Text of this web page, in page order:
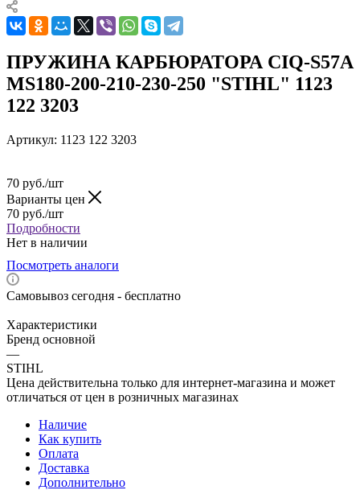
ПРУЖИНА КАРБЮРАТОРА CIQ-S57A
MS180-200-210-230-250 "STIHL" 1123
122 3203
Артикул: 1123 122 3203
70 руб./шт
Варианты цен
70 руб./шт
Подробности
Нет в наличии
Посмотреть аналоги
Самовывоз сегодня - бесплатно
Характеристики
Бренд основной
—
STIHL
Цена действительна только для интернет-магазина и может
отличаться от цен в розничных магазинах
Наличие
Как купить
Оплата
Доставка
Дополнительно